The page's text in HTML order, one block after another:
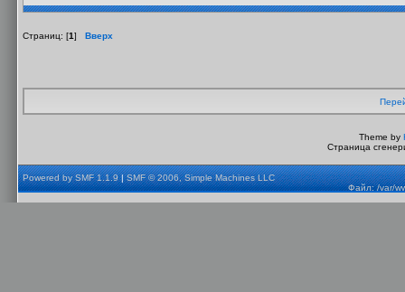
Страниц: [1] Вверх
Theme by
Страница
Powered by SMF 1.1.9|SMF © 2006, Simple Machines LLC
Файл: /var/